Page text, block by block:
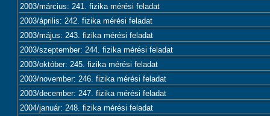
2003/március: 241. fizika mérési feladat
2003/április: 242. fizika mérési feladat
2003/május: 243. fizika mérési feladat
2003/szeptember: 244. fizika mérési feladat
2003/október: 245. fizika mérési feladat
2003/november: 246. fizika mérési feladat
2003/december: 247. fizika mérési feladat
2004/január: 248. fizika mérési feladat